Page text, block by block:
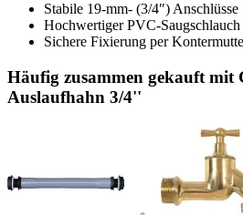
Stabile 19-mm- (3/4″) Anschlüsse
Hochwertiger PVC-Saugschlauch
Sichere Fixierung per
Häufig zusammen gekauft mit
Auslaufhahn 3/4''